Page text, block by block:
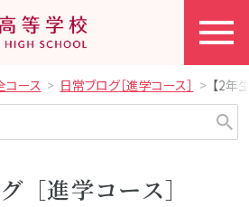
コース 日常ブログ［進学コース］ 【2年
［進学コース］